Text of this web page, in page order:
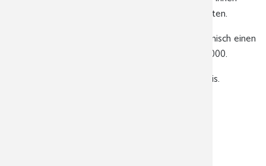
schnellstmöglich einen Terminvorschlag unterbreiten.
In dringenden Fällen können Sie auch gern telefonisch einen
Termin vereinbaren unter Telefon: 0341 3937-3000.
Ihr Team der Radiologischen Gemeinschaftspraxis.